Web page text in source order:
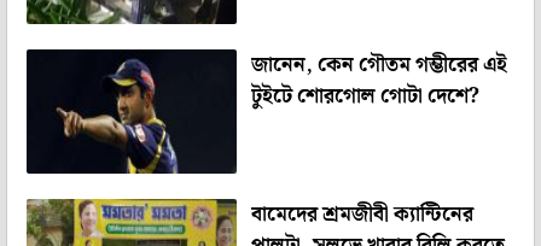
জানেন, কেন গৌতম গম্ভীরের এই
টুইটে শোরগোল গোটা দেশে?
বামেদের শ্রমজীবী ক্যান্টিনের